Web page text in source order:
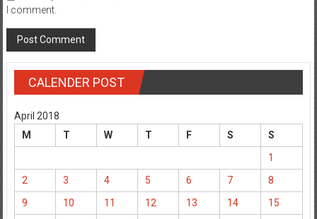
I comment.
CALENDER POST
April 2018
M
T W T F S
S
1
2
3 4 5 6 7
8
9
10 11 12 13 14
15